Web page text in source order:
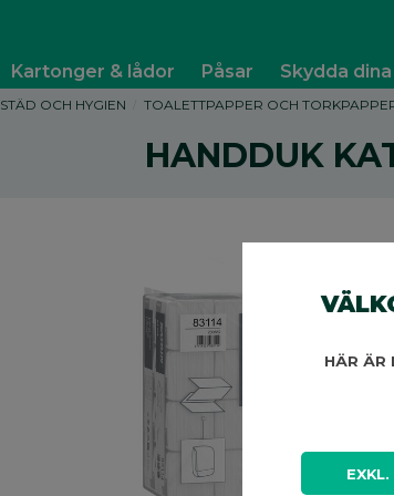
Kartonger & lådor Påsar Skydda
STÄD OCH HYGIEN TOALETTPAPPER OCH
HANDDUK
HÄR ÄR